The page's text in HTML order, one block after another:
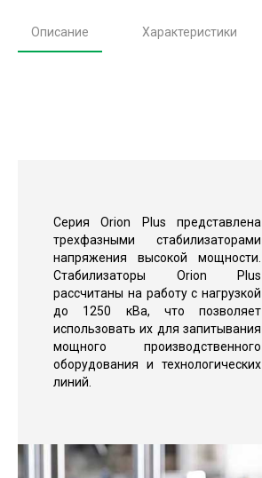
Описание Характеристики
Серия Orion Plus представлена
трехфазными стабилизаторами
напряжения высокой мощности.
Стабилизаторы Orion Plus
рассчитаны на работу с нагрузкой
до 1250 кВа, что позволяет
использовать их для запитывания
мощного производственного
оборудования и технологических
линий.